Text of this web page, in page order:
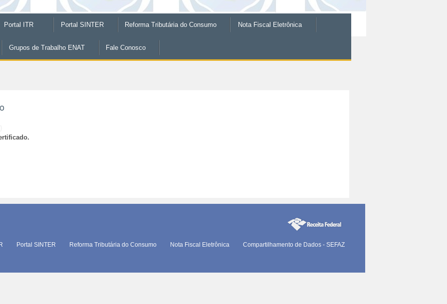
Portal ITR Portal SINTER Reforma Tributária do Consumo Nota Fiscal Eletrônica
Grupos de Trabalho ENAT Fale Conosco
Portal SINTER Reforma Tributária do Consumo Nota Fiscal Eletrônica
Compartilhamento de Dados - SEFAZ